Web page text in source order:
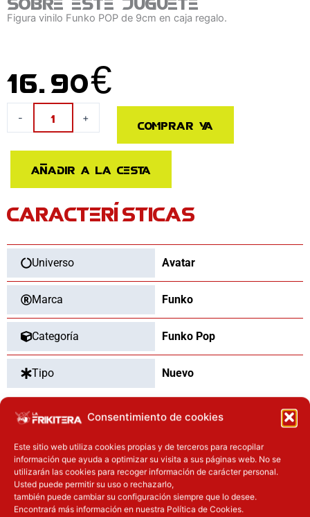
Consentimiento de cookies
Este sitio web utiliza cookies propias y de terceros para recopilar
información que ayuda a optimizar su visita a sus páginas web. No se
utilizarán las cookies para recoger información de carácter personal.
Usted puede permitir su uso o rechazarlo,
también puede cambiar su configuración siempre que lo desee.
Encontrará más información en nuestra Política de Cookies.
Figura vinilo Funko POP de 9cm en caja regalo.
16.90€
-
Neytiri
+ Comprar ya
Añadir a la cesta
CARACTERÍSTICAS
Universo Avatar
Marca Funko
Categoría Funko Pop
Tipo Nuevo
OTROS PRODUCTOS QUE TE
PUEDEN INTERESAR
Inicie sesión
El precio original era: 32.90€.
El precio actual es: 26.32€.
Inicie sesión
El precio original era: 16.90€.